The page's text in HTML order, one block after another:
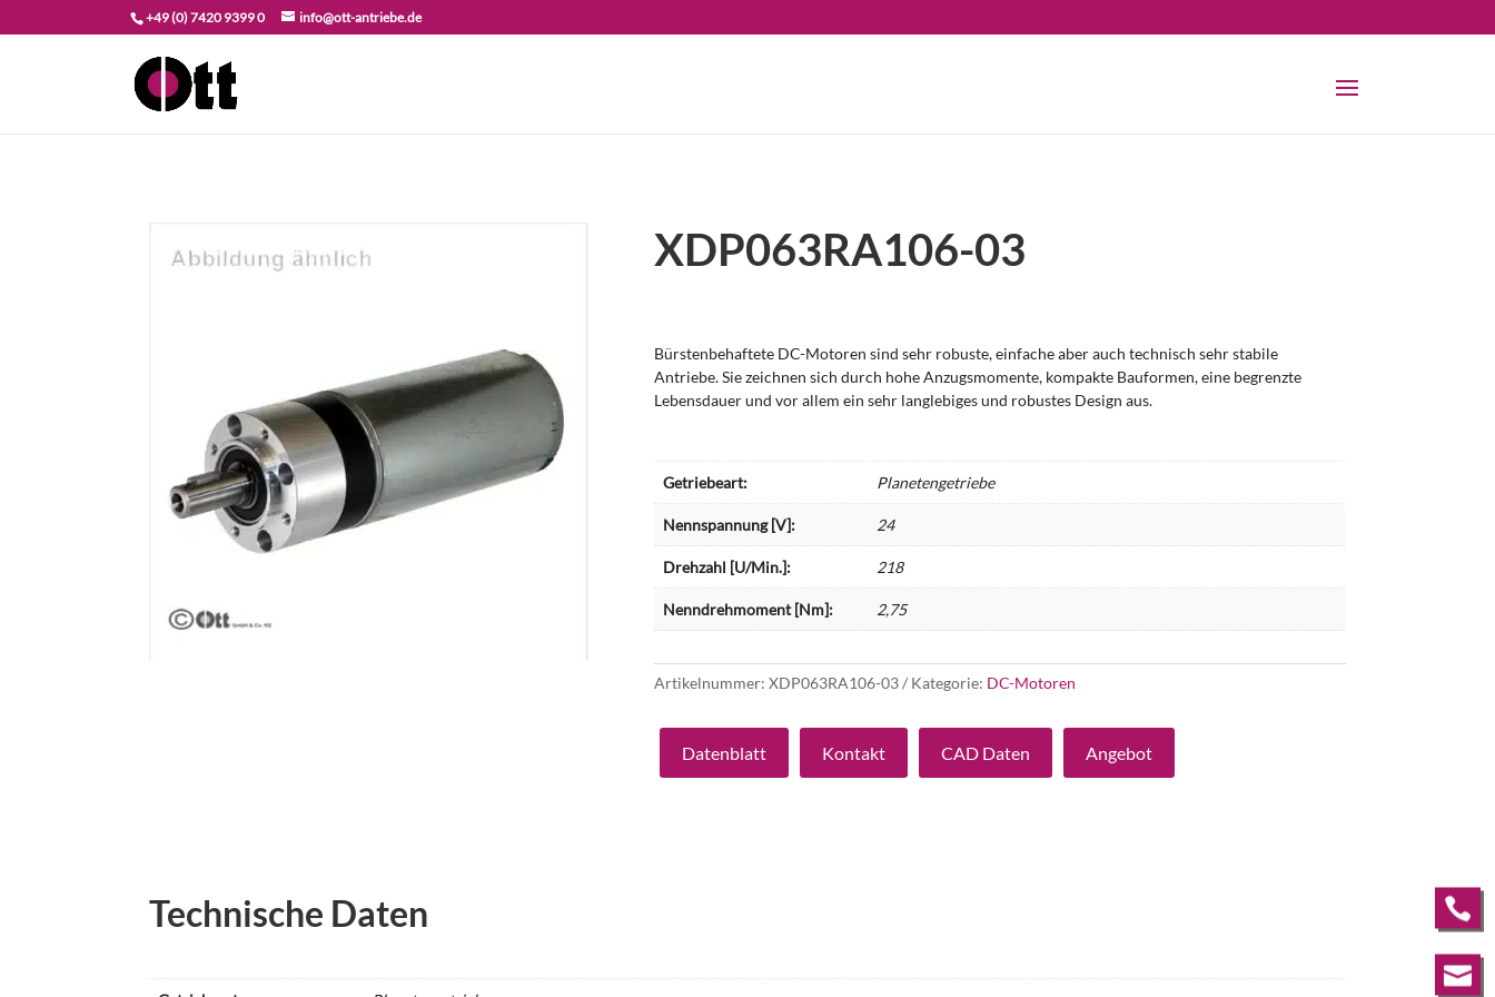
+49 (0) 7420 9399 0 info@ott-antriebe.de
XDP063RA106-03
Bürstenbehaftete DC-Motoren sind sehr robuste, einfache aber auch technisch sehr stabile
Antriebe. Sie zeichnen sich durch hohe Anzugsmomente, kompakte Bauformen, eine begrenzte
Lebensdauer und vor allem ein sehr langlebiges und robustes Design aus.
Getriebeart: Planetengetriebe
Nennspannung [V]: 24
Drehzahl [U/Min.]: 218
Nenndrehmoment [Nm]: 2,75
Artikelnummer:XDP063RA106-03 Kategorie: DC-Motoren
Datenblatt Kontakt CAD Daten Angebot
Technische Daten 
